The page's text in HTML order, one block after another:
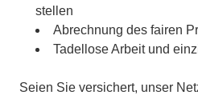
stellen
Abrechnung des fairen
Tadellose Arbeit und
Seien Sie versichert, unser